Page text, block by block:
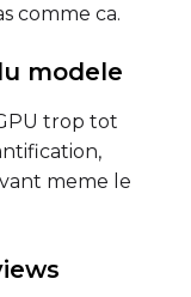
Scale
comme ca.
modele
trop tot
meme le